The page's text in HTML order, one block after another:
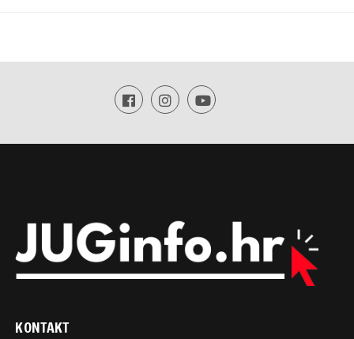
KONTAKT